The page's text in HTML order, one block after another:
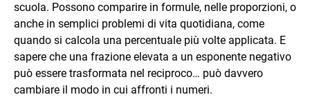
scuola. Possono comparire in formule, nelle proporzioni, o
anche in semplici problemi di vita quotidiana, come
quando si calcola una percentuale più volte applicata. E
sapere che una frazione elevata a un esponente negativo
può essere trasformata nel reciproco… può davvero
cambiare il modo in cui affronti i numeri.